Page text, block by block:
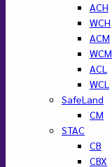
ACH
WCH
ACM
WCM
ACL
WCL
SafeLand
CM
STAC
CB
CBX